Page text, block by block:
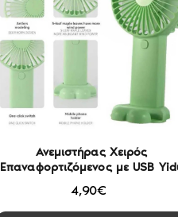
Ανεμιστήρας Χειρός
Επαναφορτιζόμενος με USB
4,90€